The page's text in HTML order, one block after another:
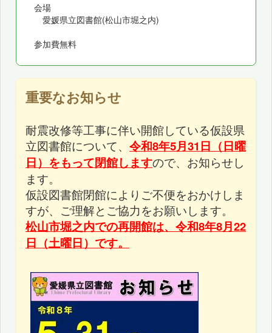
会場
愛媛県立図書館(松山市堀之内)
参加費無料
重要なお知らせ
耐震改修等工事に伴い開館している仮設県
立図書館について、 令和8年5月31日（日曜
日）をもって閉館しますので、お知らせし
ます。
仮設図書館閉館によりご不便をおかけしま
すが、ご理解とご協力をお願いします。
松山市堀之内での再開館は、令和8年8月22
日（土曜日）です。